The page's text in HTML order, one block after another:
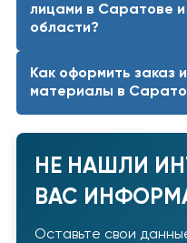
лицами в Саратове
области?
Как оформить заказ
материалы в
НЕ НАШЛИ
ВАС
Оставьте свои